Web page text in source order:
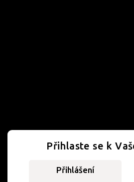
Přihlaste se k
Přihlášení